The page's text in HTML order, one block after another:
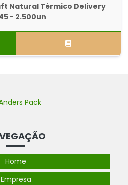
Natural Térmico Delivery
- 2.500un
Home
Empresa